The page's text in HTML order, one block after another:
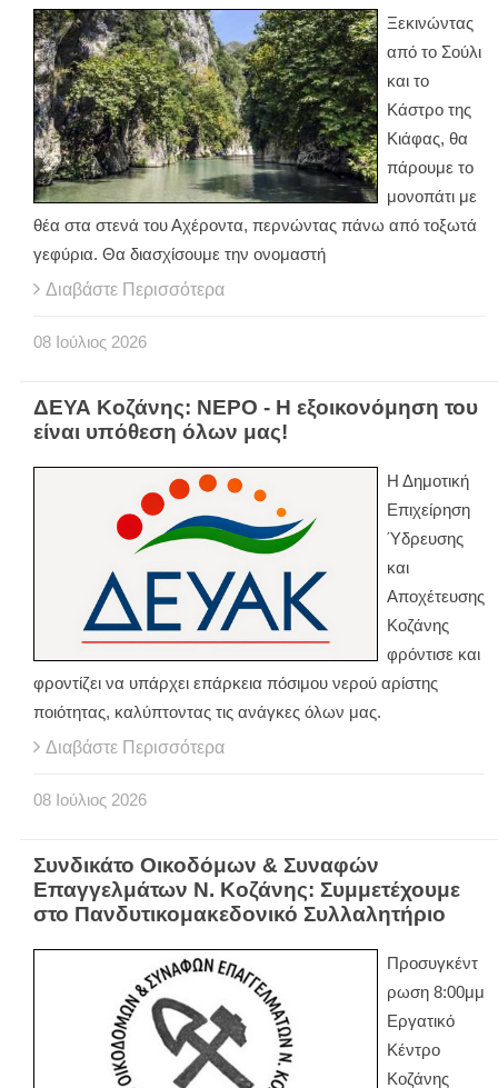
Ξεκινώντας
από το Σούλι
και το
Κάστρο της
Κιάφας, θα
πάρουμε το
μονοπάτι με
θέα στα στενά του Αχέροντα, περνώντας πάνω από τοξωτά
γεφύρια. Θα διασχίσουμε την ονομαστή
Διαβάστε Περισσότερα
08 Ιούλιος 2026
ΔΕΥΑ Κοζάνης: ΝΕΡΟ - Η εξοικονόμηση του
είναι υπόθεση όλων μας!
Η Δημοτική
Επιχείρηση
Ύδρευσης
και
Αποχέτευσης
Κοζάνης
φρόντισε και
φροντίζει να υπάρχει επάρκεια πόσιμου νερού αρίστης
ποιότητας, καλύπτοντας τις ανάγκες όλων μας.
Διαβάστε Περισσότερα
08 Ιούλιος 2026
Συνδικάτο Οικοδόμων & Συναφών
Επαγγελμάτων Ν. Κοζάνης: Συμμετέχουμε
στο Πανδυτικομακεδονικό Συλλαλητήριο
Προσυγκέντ
ρωση 8:00μμ
Εργατικό
Κέντρο
Κοζάνης